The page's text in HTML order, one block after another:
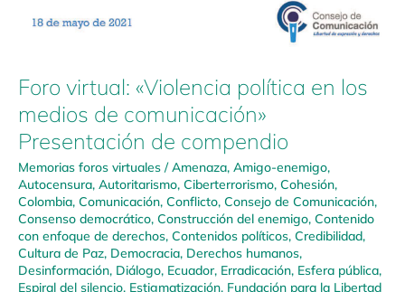
Foro virtual: «Violencia política en los
medios de comunicación»
Presentación de compendio
Memorias foros virtuales /Amenaza, Amigo-enemigo,
Autocensura, Autoritarismo, Ciberterrorismo, Cohesión,
Colombia, Comunicación, Conflicto, Consejo de Comunicación,
Consenso democrático, Construcción del enemigo, Contenido
con enfoque de derechos, Contenidos políticos, Credibilidad,
Cultura de Paz, Democracia, Derechos humanos,
Desinformación, Diálogo, Ecuador, Erradicación, Esfera pública,
Espiral del silencio, Estigmatización, Fundación para la Libertad